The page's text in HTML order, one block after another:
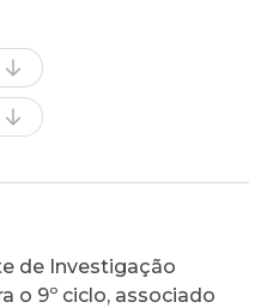
de Investigação
o 9º ciclo, associado